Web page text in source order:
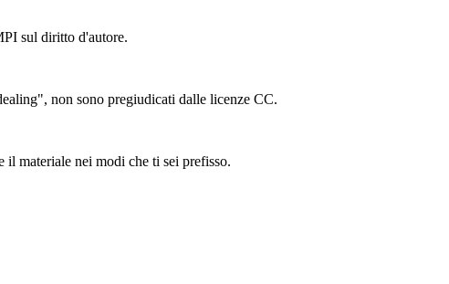
sul diritto d'autore.
non sono pregiudicati dalle licenze CC.
materiale nei modi che ti sei prefisso.